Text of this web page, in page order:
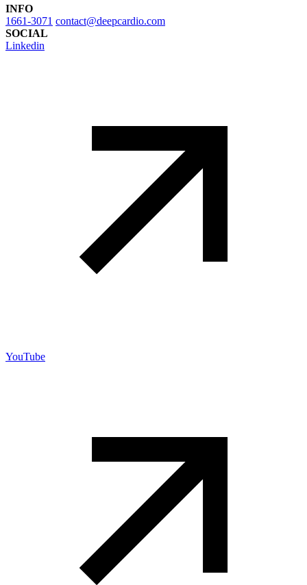
INFO
1661-3071 contact@deepcardio.com
SOCIAL
Linkedin
YouTube